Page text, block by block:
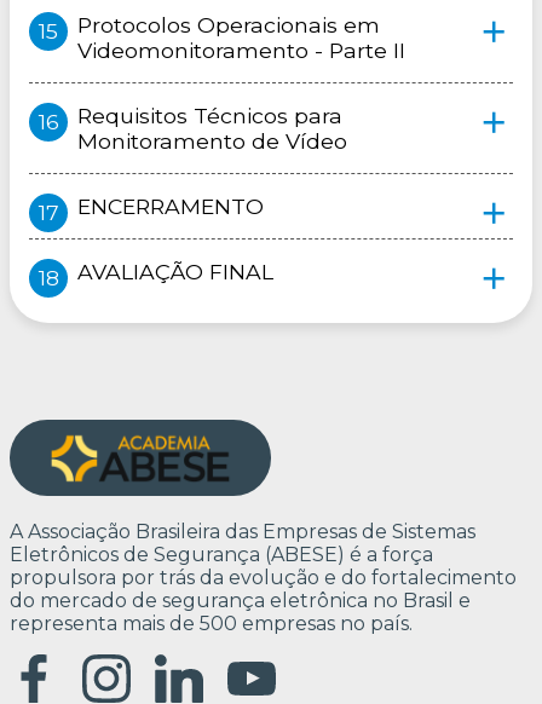
Protocolos Operacionais em
Videomonitoramento - Parte II
Requisitos Técnicos para
Monitoramento de Vídeo
ENCERRAMENTO
AVALIAÇÃO FINAL
A Associação Brasileira das Empresas de Sistemas
Eletrônicos de Segurança (ABESE) é a força
propulsora por trás da evolução e do fortalecimento
do mercado de segurança eletrônica no Brasil e
representa mais de 500 empresas no país.